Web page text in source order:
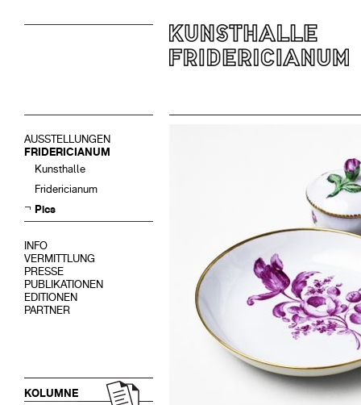
AUSSTELLUNGEN
FRIDERICIANUM
Kunsthalle
Fridericianum
Pics
INFO
VERMITTLUNG
PRESSE
PUBLIKATIONEN
EDITIONEN
PARTNER
KOLUMNE